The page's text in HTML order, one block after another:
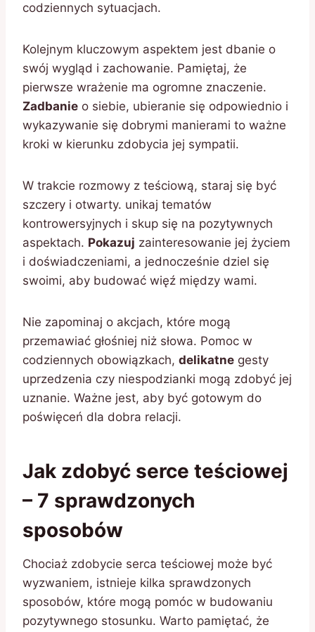
codziennych sytuacjach.
Kolejnym kluczowym aspektem jest dbanie o
swój wygląd i zachowanie. Pamiętaj, że
pierwsze wrażenie ma ogromne znaczenie.
Zadbanie o siebie, ubieranie się odpowiednio i
wykazywanie się dobrymi manierami to ważne
kroki w kierunku zdobycia jej sympatii.
W trakcie rozmowy z teściową, staraj się być
szczery i otwarty. unikaj tematów
kontrowersyjnych i skup się na pozytywnych
aspektach. Pokazuj zainteresowanie jej życiem
i doświadczeniami, a jednocześnie dziel się
swoimi, aby budować więź między wami.
Nie zapominaj o akcjach, które mogą
przemawiać głośniej niż słowa. Pomoc w
codziennych obowiązkach, delikatne gesty
uprzedzenia czy niespodzianki mogą zdobyć jej
uznanie. Ważne jest, aby być gotowym do
poświęceń dla dobra relacji.
Jak zdobyć serce teściowej
– 7 sprawdzonych
sposobów
Chociaż zdobycie serca teściowej może być
wyzwaniem, istnieje kilka sprawdzonych
sposobów, które mogą pomóc w budowaniu
pozytywnego stosunku. Warto pamiętać, że